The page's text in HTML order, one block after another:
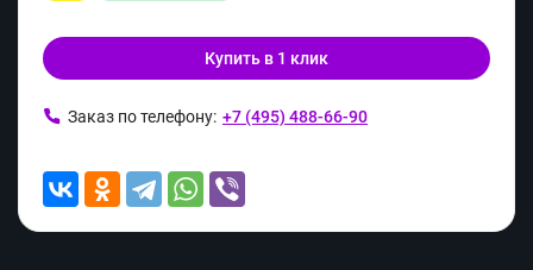
Купить в 1 клик
Заказ по телефону: +7 (495) 488-66-90